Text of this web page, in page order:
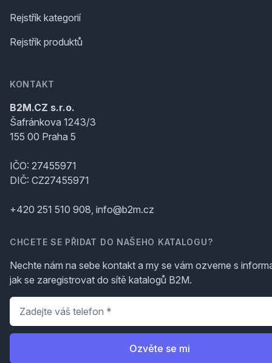
Rejstřík kategorií
Rejstřík produktů
KONTAKT
B2M.CZ s.r.o.
Šafránkova 1243/3
155 00 Praha 5
IČO: 27455971
DIČ: CZ27455971
+420 251 510 908, info@b2m.cz
CHCETE SE PŘIDAT DO NAŠEHO KATALOGU?
Nechte nám na sebe kontakt a my se vám ozveme s
jak se zaregistrovat do sítě katalogů B2M.
Telefon
Ozvěte se mi